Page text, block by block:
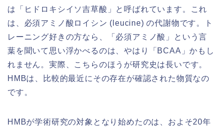
は「ヒドロキシイソ吉草酸」と呼ばれています。これ
は、必須アミノ酸ロイシン (leucine) の代謝物です。ト
レーニング好きの方なら、「必須アミノ酸」という言
葉を聞いて思い浮かべるのは、やはり「BCAA」かもし
れません。実際、こちらのほうが研究史は長いです。
HMBは、比較的最近にその存在が確認された物質なの
です。
HMBが学術研究の対象となり始めたのは、およそ20年